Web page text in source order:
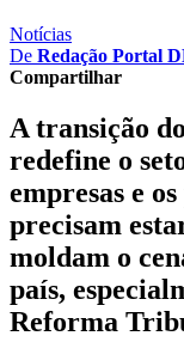
Notícias
De Redação Portal
Compartilhar
A transição
redefine o
empresas e
precisam
moldam o
país,
Reforma